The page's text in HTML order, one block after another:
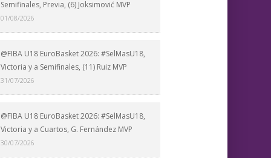
Semifinales, Previa, (6) Joksimović MVP
01/08/2026
@FIBA U18 EuroBasket 2026: #SelMasU18,
Victoria y a Semifinales, (11) Ruiz MVP
31/07/2026
@FIBA U18 EuroBasket 2026: #SelMasU18,
Victoria y a Cuartos, G. Fernández MVP
30/07/2026